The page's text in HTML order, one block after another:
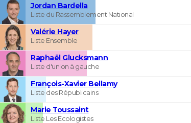
Jordan Bardella
Liste du Rassemblement National
Valérie Hayer
Liste Ensemble
Raphaël Glucksmann
Liste d'union à gauche
François-Xavier Bellamy
Liste des Républicains
Marie Toussaint
Liste Les Ecologistes